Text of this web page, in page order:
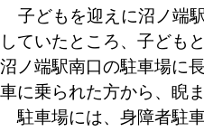
子どもを迎えに沼ノ端
していたところ、子ども
沼ノ端駅南口の駐車場に
車に乗られた方から、睨
駐車場には、身障者駐